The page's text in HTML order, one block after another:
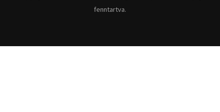
fenntartva.